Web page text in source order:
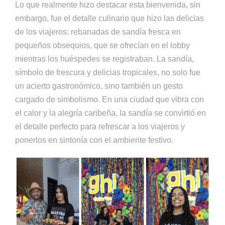
Lo que realmente hizo destacar esta bienvenida, sin
embargo, fue el detalle culinario que hizo las delicias
de los viajeros: rebanadas de sandía fresca en
pequeños obsequios, que se ofrecían en el lobby
mientras los huéspedes se registraban. La sandía,
símbolo de frescura y delicias tropicales, no solo fue
un acierto gastronómico, sino también un gesto
cargado de simbolismo. En una ciudad que vibra con
el calor y la alegría caribeña, la sandía se convirtió en
el detalle perfecto para refrescar a los viajeros y
ponerlos en sintonía con el ambiente festivo.